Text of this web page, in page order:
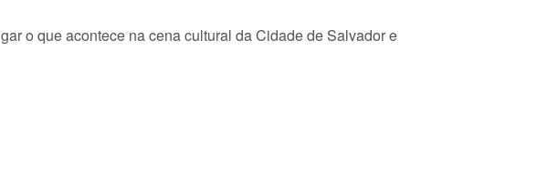
o que acontece na cena cultural da Cidade de Salvador e